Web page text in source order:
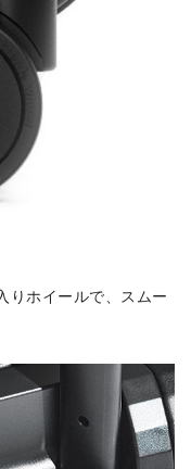
ホイールで、スムー